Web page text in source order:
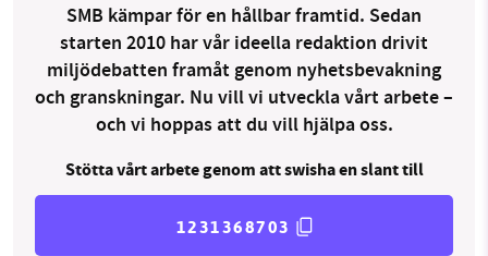
SMB kämpar för en hållbar framtid. Sedan
starten 2010 har vår ideella redaktion drivit
miljödebatten framåt genom nyhetsbevakning
och granskningar. Nu vill vi utveckla vårt arbete –
och vi hoppas att du vill hjälpa oss.
Stötta vårt arbete genom att swisha en slant till
1231368703